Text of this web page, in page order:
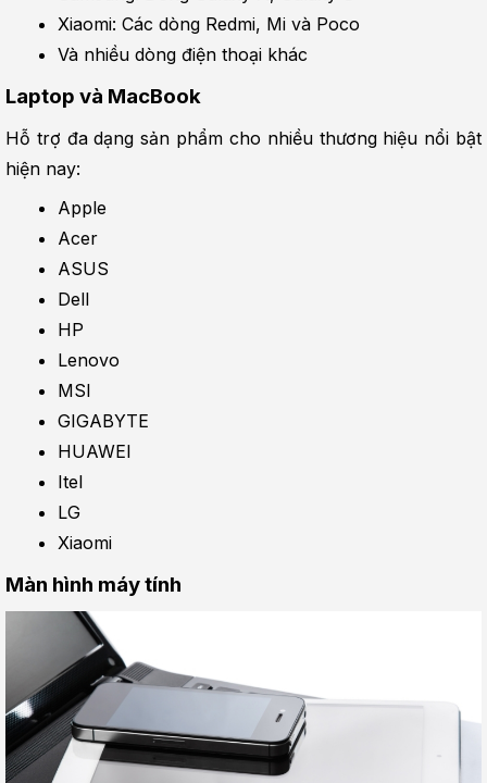
Xiaomi: Các dòng Redmi, Mi và Poco
Và nhiều dòng điện thoại khác
Laptop và MacBook
Hỗ trợ đa dạng sản phẩm cho nhiều thương hiệu nổi bật
hiện nay:
Apple
Acer
ASUS
Dell
HP
Lenovo
MSI
GIGABYTE
HUAWEI
Itel
LG
Xiaomi
Màn hình máy tính